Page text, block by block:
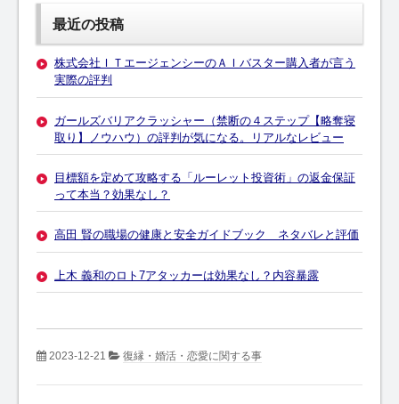
最近の投稿
株式会社ＩＴエージェンシーのＡＩバスター購入者が言う
実際の評判
ガールズバリアクラッシャー（禁断の４ステップ【略奪寝
取り】ノウハウ）の評判が気になる。リアルなレビュー
目標額を定めて攻略する「ルーレット投資術」の返金保証
って本当？効果なし？
高田 賢の職場の健康と安全ガイドブック ネタバレと評価
上木 義和のロト7アタッカーは効果なし？内容暴露
2023-12-21 復縁・婚活・恋愛に関する事